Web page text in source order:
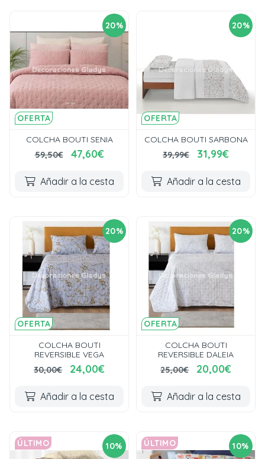
20%
OFERTA
COLCHA BOUTI SENIA
59,50€
47,60€
Añadir a la cesta
20%
OFERTA
COLCHA BOUTI SARBONA
39,99€
31,99€
Añadir a la cesta
20%
OFERTA
COLCHA BOUTI
REVERSIBLE VEGA
30,00€
24,00€
Añadir a la cesta
20%
OFERTA
COLCHA BOUTI
REVERSIBLE DALEIA
25,00€
20,00€
Añadir a la cesta
10%
ÚLTIMO 10%
ÚLTIMO